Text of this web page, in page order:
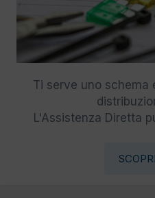
Ti serve uno schema
L'Assistenza Diretta